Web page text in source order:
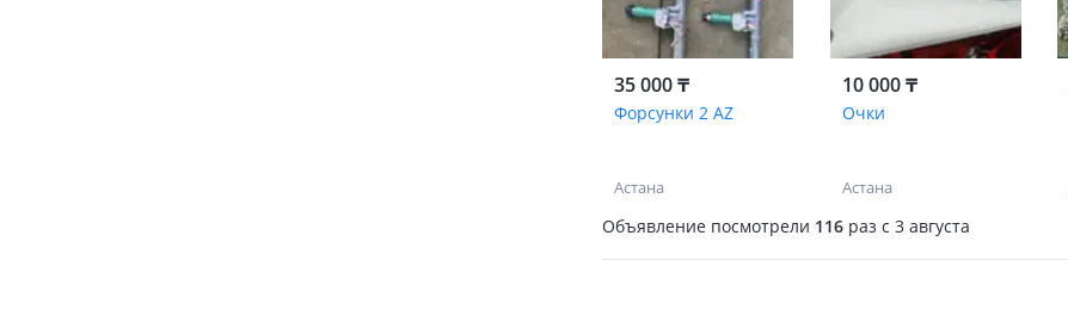
35 000 ₸
Форсунки 2 AZ
Астана
10 000 ₸
Очки
Астана
Объявление посмотрели 116 раз c 3 августа